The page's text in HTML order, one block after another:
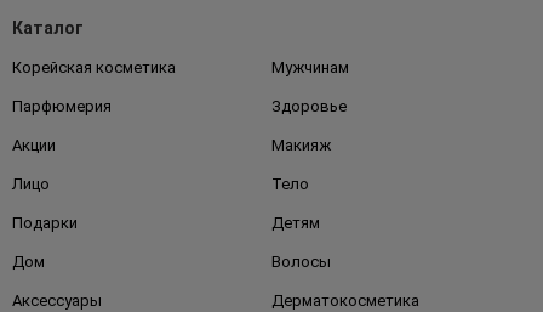
Каталог
Корейская косметика Мужчинам
Парфюмерия Здоровье
Акции Макияж
Лицо Тело
Подарки Детям
Дом Волосы
Аксессуары Дерматокосметика